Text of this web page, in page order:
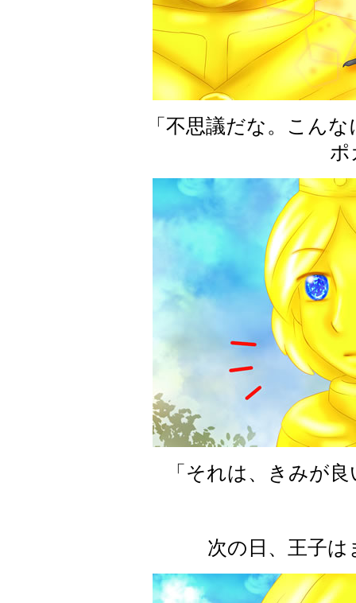
「不思議だな。こん
ポ
「それは、きみが
次の日、王子は